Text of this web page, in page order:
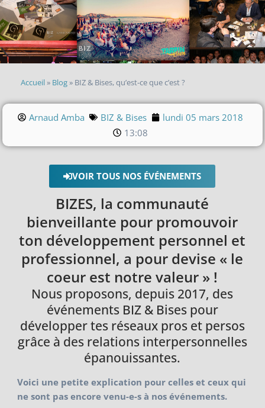
Accueil» Blog» BIZ & Bises, qu’est-ce que c’est ?
Arnaud Amba BIZ & Bises
lundi 05 mars 2018
13:08
VOIR TOUS NOS ÉVÉNEMENTS
BIZES, la communauté
bienveillante pour promouvoir
ton développement personnel et
professionnel, a pour devise « le
coeur est notre valeur » !
Nous proposons, depuis 2017, des
événements BIZ & Bises pour
développer tes réseaux pros et persos
grâce à des relations interpersonnelles
épanouissantes.
Voici une petite explication pour celles et ceux qui
ne sont pas encore venu-e-s à nos événements.